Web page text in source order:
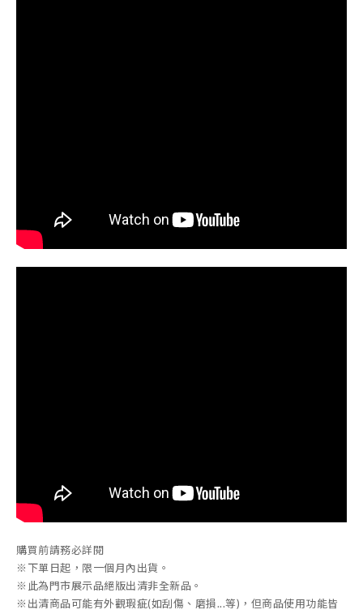
購買前請務必詳閱
※下單日起，限一個月內出貨。
※此為門市展示品絕版出清非全新品。
※出清商品可能有外觀瑕疵(如刮傷、磨損...等)，但商品使用功能皆